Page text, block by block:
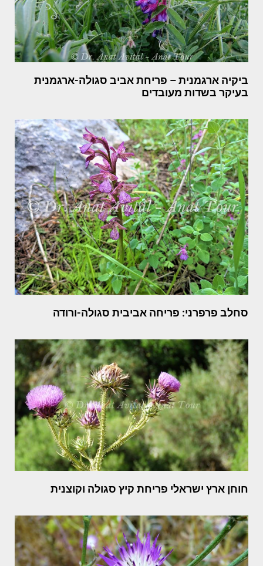
ביקיה ארגמנית – פריחת אביב סגולה-ארגמנית
בעיקר בשדות מעובדים
סחלב פרפרני: פריחה אביבית סגולה-ורודה
חוחן ארץ ישראלי פריחת קיץ סגולה וקוצנית